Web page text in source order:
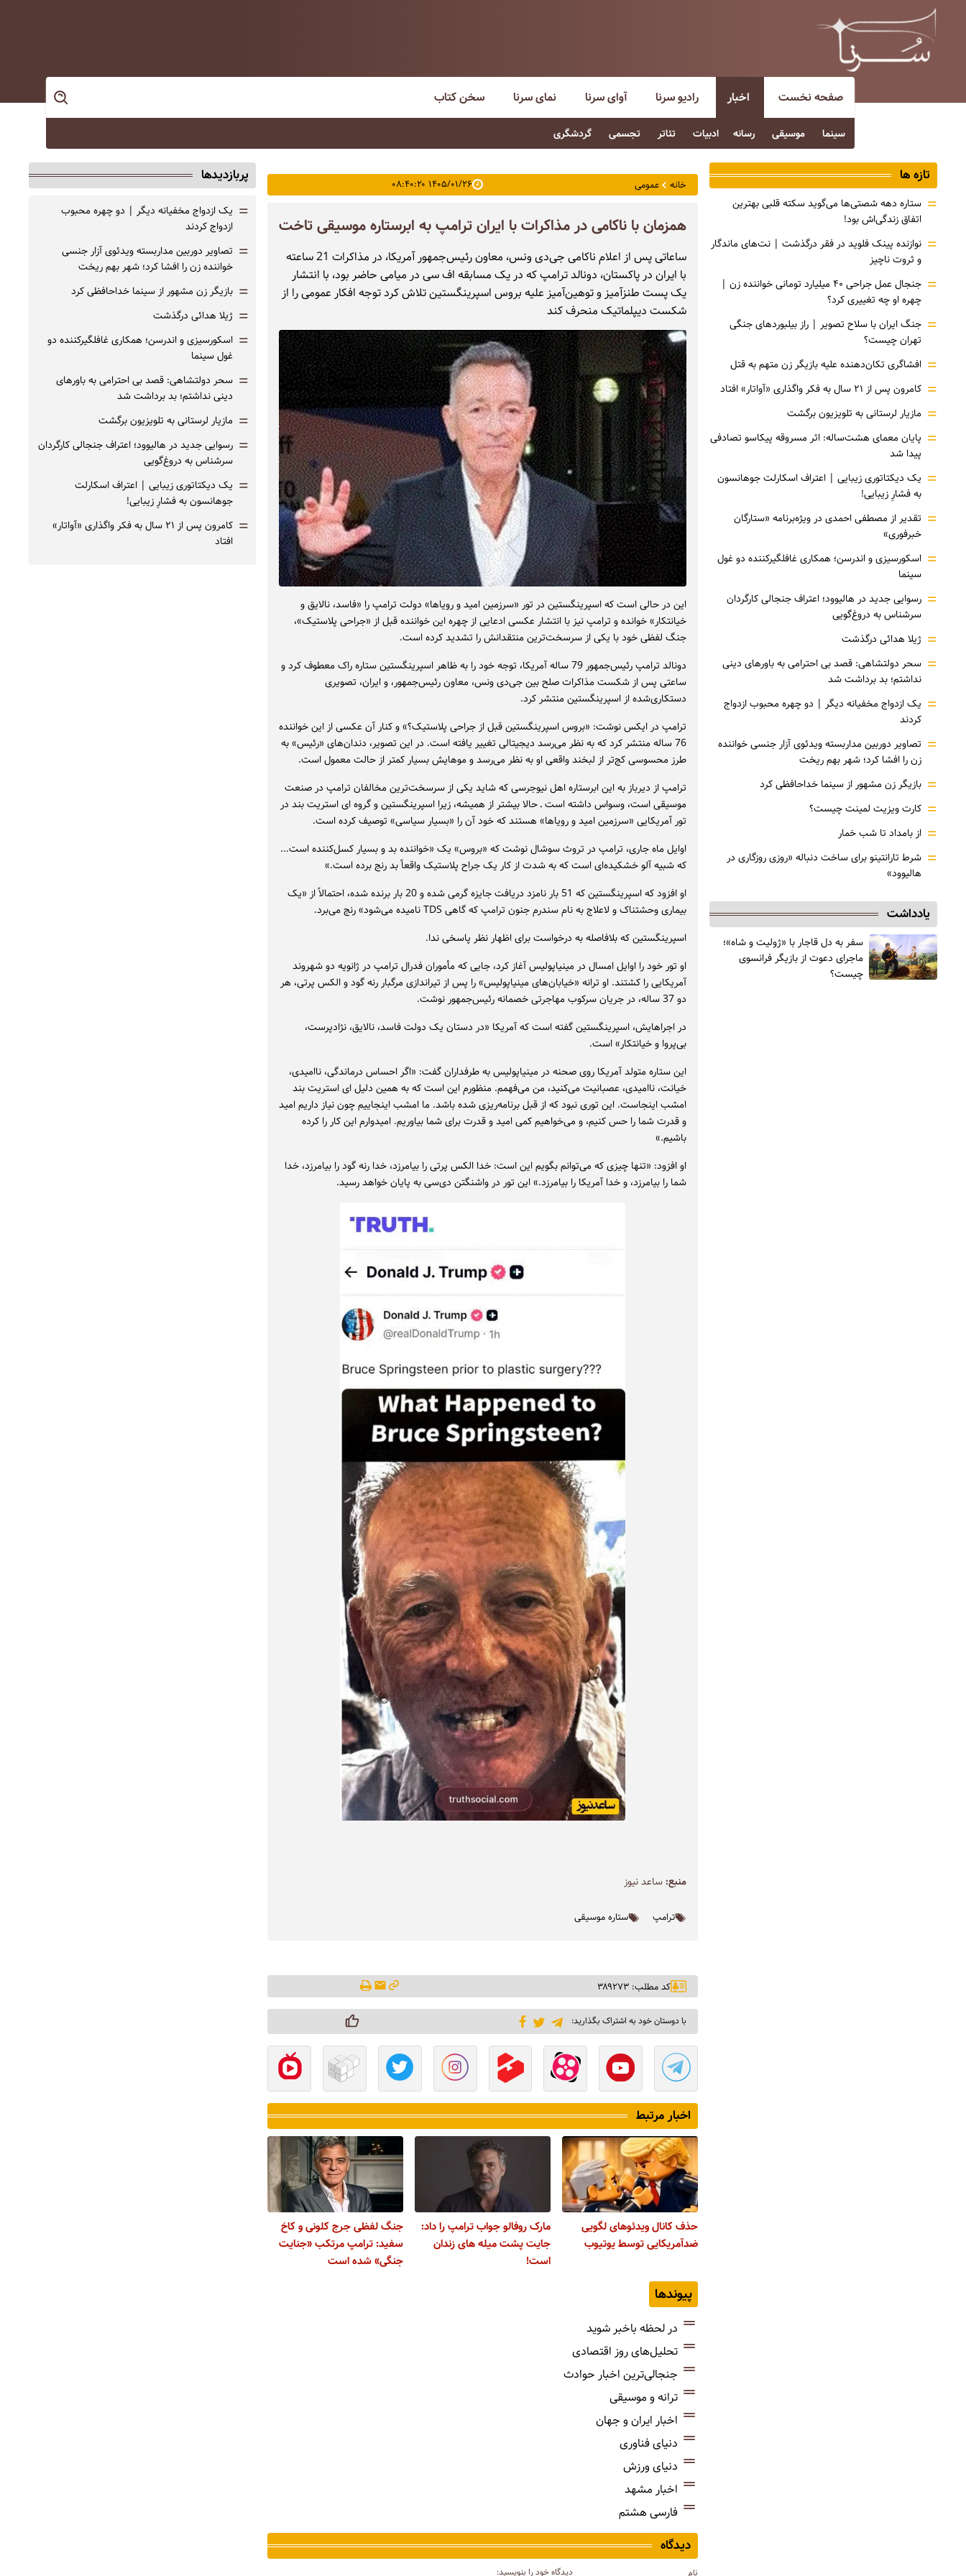
صفحه نخست اخبار
سینما موسیقی رسانه ادبیات تئاتر تجسمی گردشگری
رادیو سرنا آوای سرنا نمای سرنا سخن کتاب
خانه عمومی ۱۴۰۵/۰۱/۲۶ ۰۸:۴۰:۲۰
همزمان با ناکامی در مذاکرات با ایران ترامپ به ابرستاره موسیقی تاخت
ساعاتی پس از اعلام ناکامی جی‌دی ونس، معاون رئیس‌جمهور آمریکا، در مذاکرات 21 ساعته
با ایران در پاکستان، دونالد ترامپ که در یک مسابقه اف سی در میامی حاضر بود، با انتشار
یک پست طنزآمیز و توهین‌آمیز علیه بروس اسپرینگستین تلاش کرد توجه افکار عمومی را از
شکست دیپلماتیک منحرف کند
این در حالی است که اسپرینگستین در تور «سرزمین امید و رویاها» دولت ترامپ را «فاسد، نالایق و
خیانتکار» خوانده و ترامپ نیز با انتشار عکسی ادعایی از چهره این خواننده قبل از «جراحی پلاستیک»،
جنگ لفظی خود با یکی از سرسخت‌ترین منتقدانش را تشدید کرده است.
دونالد ترامپ رئیس‌جمهور 79 ساله آمریکا، توجه خود را به ظاهر اسپرینگستین ستاره راک معطوف کرد و
ساعتی پس از شکست مذاکرات صلح بین جی‌دی ونس، معاون رئیس‌جمهور، و ایران، تصویری
دستکاری‌شده از اسپرینگستین منتشر کرد.
ترامپ در ایکس نوشت: «بروس اسپرینگستین قبل از جراحی پلاستیک؟» و کنار آن عکسی از این خواننده
76 ساله منتشر کرد که به نظر می‌رسد دیجیتالی تغییر یافته است. در این تصویر، دندان‌های «رئیس» به
طرز محسوسی کج‌تر از لبخند واقعی او به نظر می‌رسد و موهایش بسیار کمتر از حالت معمول است.
ترامپ از دیرباز به این ابرستاره اهل نیوجرسی که شاید یکی از سرسخت‌ترین مخالفان ترامپ در صنعت
موسیقی است، وسواس داشته است ـ حالا بیشتر از همیشه، زیرا اسپرینگستین و گروه ای استریت بند در
تور آمریکایی «سرزمین امید و رویاها» هستند که خود آن را «بسیار سیاسی» توصیف کرده است.
اوایل ماه جاری، ترامپ در تروث سوشال نوشت که «بروس» یک «خواننده بد و بسیار کسل‌کننده است...
که شبیه آلو خشکیده‌ای است که به شدت از کار یک جراح پلاستیک واقعاً بد رنج برده است.»
او افزود که اسپرینگستین که 51 بار نامزد دریافت جایزه گرمی شده و 20 بار برنده شده، احتمالاً از «یک
بیماری وحشتناک و لاعلاج به نام سندرم جنون ترامپ که گاهی TDS نامیده می‌شود» رنج می‌برد.
اسپرینگستین که بلافاصله به درخواست برای اظهار نظر پاسخی ندا.
او تور خود را اوایل امسال در مینیاپولیس آغاز کرد، جایی که مأموران فدرال ترامپ در ژانویه دو شهروند
آمریکایی را کشتند. او ترانه «خیابان‌های مینیاپولیس» را پس از تیراندازی مرگبار رنه گود و الکس پرتی، هر
دو 37 ساله، در جریان سرکوب مهاجرتی خصمانه رئیس‌جمهور نوشت.
در اجراهایش، اسپرینگستین گفته است که آمریکا «در دستان یک دولت فاسد، نالایق، نژادپرست،
بی‌پروا و خیانتکار» است.
این ستاره متولد آمریکا روی صحنه در مینیاپولیس به طرفداران گفت: «اگر احساس درماندگی، ناامیدی،
خیانت، ناامیدی، عصبانیت می‌کنید، من می‌فهمم. منظورم این است که به همین دلیل ای استریت بند
امشب اینجاست. این توری نبود که از قبل برنامه‌ریزی شده باشد. ما امشب اینجاییم چون نیاز داریم امید
و قدرت شما را حس کنیم، و می‌خواهیم کمی امید و قدرت برای شما بیاوریم. امیدوارم این کار را کرده
باشیم.»
او افزود: «تنها چیزی که می‌توانم بگویم این است: خدا الکس پرتی را بیامرزد، خدا رنه گود را بیامرزد، خدا
شما را بیامرزد، و خدا آمریکا را بیامرزد.» این تور در واشنگتن دی‌سی به پایان خواهد رسید.
منبع:ساعد نیوز
ترامپ ستاره موسیقی
کد مطلب: ۳۸۹۲۷۳
با دوستان خود به اشتراک بگذارید:
اخبار مرتبط
حذف کانال ویدئوهای لگویی
ضدآمریکایی توسط یوتیوب
مارک روفالو جواب ترامپ را داد:
جایت پشت میله های زندان
است!
جنگ لفظی جرج کلونی و کاخ
سفید: ترامپ مرتکب «جنایت
جنگی» شده است
پیوندها
در لحظه باخبر شوید
تحلیل‌های روز اقتصادی
جنجالی‌ترین اخبار حوادث
ترانه و موسیقی
اخبار ایران و جهان
دنیای فناوری
دنیای ورزش
اخبار مشهد
فارسی هشتم
دیدگاه
نام دیدگاه خود را بنویسید:
تازه ها
= ستاره دهه شصتی‌ها می‌گوید سکته قلبی بهترین
اتفاق زندگی‌اش بود!
= نوازنده پینک فلوید در فقر درگذشت | نت‌های ماندگار
و ثروت ناچیز
=
جنجال عمل جراحی ۴۰ میلیارد تومانی خواننده زن |
چهره او چه تغییری کرد؟
= جنگ ایران با سلاح تصویر | راز بیلبوردهای جنگی
تهران چیست؟
= افشاگری‌ تکان‌دهنده علیه بازیگر زن متهم به قتل
= کامرون پس از ۲۱ سال به فکر واگذاری «آواتار» افتاد
= مازیار لرستانی به تلویزیون برگشت
= پایان معمای هشت‌ساله: اثر مسروقه پیکاسو تصادفی
پیدا شد
= یک دیکتاتوری زیبایی | اعتراف اسکارلت جوهانسون
به فشارِ زیبایی!
= تقدیر از مصطفی احمدی در ویژه‌برنامه «ستارگان
خبرفوری»
= اسکورسیزی و اندرسن؛ همکاری غافلگیرکننده دو غول
سینما
= رسوایی جدید در هالیوود؛ اعتراف جنجالی کارگردان
سرشناس به دروغ‌گویی
= ژیلا هدائی درگذشت
= سحر دولتشاهی: قصد بی احترامی به باورهای دینی
نداشتم؛ بد برداشت شد
= یک ازدواج مخفیانه دیگر | دو چهره محبوب ازدواج
کردند
= تصاویر دوربین مداربسته ویدئوی آزار جنسی خواننده
زن را افشا کرد؛ شهر بهم ریخت
= بازیگر زن مشهور از سینما خداحافظی کرد
= کارت ویزیت لمینت چیست؟
= از بامداد تا شب خمار
= شرط تارانتینو برای ساخت دنباله «روزی روزگاری در
هالیوود»
یادداشت
سفر به دل قاجار با «ژولیت و شاه»؛
ماجرای دعوت از ‌بازیگر فرانسوی
چیست؟
پربازدیدها
= یک ازدواج مخفیانه دیگر | دو چهره محبوب
ازدواج کردند
= تصاویر دوربین مداربسته ویدئوی آزار جنسی
خواننده زن را افشا کرد؛ شهر بهم ریخت
= بازیگر زن مشهور از سینما خداحافظی کرد
= ژیلا هدائی درگذشت
= اسکورسیزی و اندرسن؛ همکاری غافلگیرکننده دو
غول سینما
= سحر دولتشاهی: قصد بی احترامی به باورهای
دینی نداشتم؛ بد برداشت شد
= مازیار لرستانی به تلویزیون برگشت
= رسوایی جدید در هالیوود؛ اعتراف جنجالی کارگردان
سرشناس به دروغ‌گویی
= یک دیکتاتوری زیبایی | اعتراف اسکارلت
جوهانسون به فشارِ زیبایی!
=
کامرون پس از ۲۱ سال به فکر واگذاری «آواتار»
افتاد